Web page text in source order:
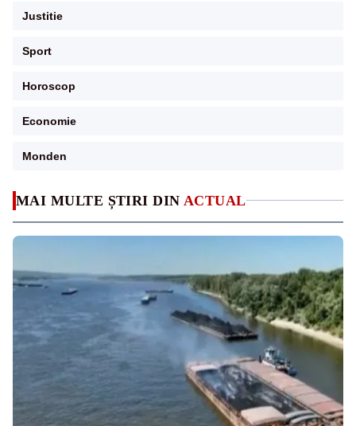
MAI MULTE ȘTIRI DIN ACTUAL
Justitie
Sport
Horoscop
Economie
Monden